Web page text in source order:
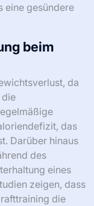
eine gesündere
beim
da
die
das
Darüber hinaus
des
eines
zeigen, dass
die